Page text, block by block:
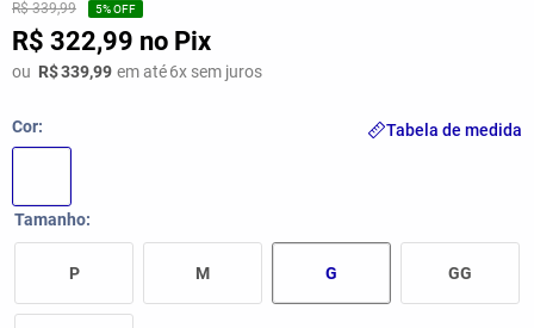
R$ 339,99 5% OFF
R$ 322,99 no Pix
ou R$339,99 em até6x sem juros
Cor
Tamanho
G GG
M
P
Tabela de medida